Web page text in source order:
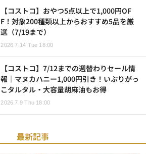
【コストコ】おやつ5点以上で1,000円OF
F！対象200種類以上からおすすめ5品を厳
選（7/19まで）
2026.7.14 Tue 18:00
【コストコ】7/12までの週替わりセール情
報｜マヌカハニー1,000円引き！いぶりがっ
こタルタル・大容量胡麻油もお得
2026.7.9 Thu 18:00
最新記事